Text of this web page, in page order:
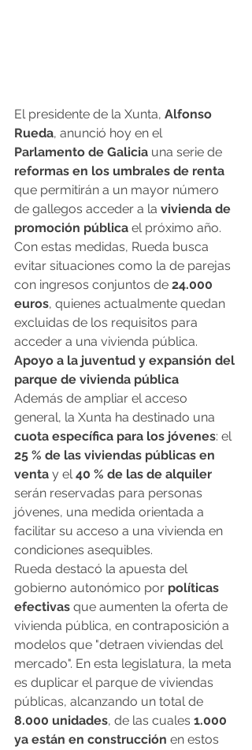
El presidente de la Xunta, Alfonso
Rueda, anunció hoy en el
Parlamento de Galicia una serie de
reformas en los umbrales de renta
que permitirán a un mayor número
de gallegos acceder a la vivienda de
promoción pública el próximo año.
Con estas medidas, Rueda busca
evitar situaciones como la de parejas
con ingresos conjuntos de 24.000
euros, quienes actualmente quedan
excluidas de los requisitos para
acceder a una vivienda pública.
Apoyo a la juventud y expansión del
parque de vivienda pública
Además de ampliar el acceso
general, la Xunta ha destinado una
cuota específica para los jóvenes: el
25 % de las viviendas públicas en
venta y el 40 % de las de alquiler
serán reservadas para personas
jóvenes, una medida orientada a
facilitar su acceso a una vivienda en
condiciones asequibles.
Rueda destacó la apuesta del
gobierno autonómico por políticas
efectivas que aumenten la oferta de
vivienda pública, en contraposición a
modelos que "detraen viviendas del
mercado". En esta legislatura, la meta
es duplicar el parque de viviendas
públicas, alcanzando un total de
8.000 unidades, de las cuales 1.000
ya están en construcción en estos